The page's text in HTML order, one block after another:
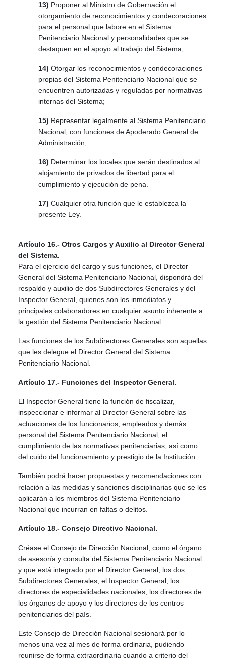
13) Proponer al Ministro de Gobernación el
otorgamiento de reconocimientos y condecoraciones
para el personal que labore en el Sistema
Penitenciario Nacional y personalidades que se
destaquen en el apoyo al trabajo del Sistema;
14) Otorgar los reconocimientos y condecoraciones
propias del Sistema Penitenciario Nacional que se
encuentren autorizadas y reguladas por normativas
internas del Sistema;
15) Representar legalmente al Sistema Penitenciario
Nacional, con funciones de Apoderado General de
Administración;
16) Determinar los locales que serán destinados al
alojamiento de privados de libertad para el
cumplimiento y ejecución de pena.
17) Cualquier otra función que le establezca la
presente Ley.
Artículo 16.- Otros Cargos y Auxilio al Director General
del Sistema.
Para el ejercicio del cargo y sus funciones, el Director
General del Sistema Penitenciario Nacional, dispondrá del
respaldo y auxilio de dos Subdirectores Generales y del
Inspector General, quienes son los inmediatos y
principales colaboradores en cualquier asunto inherente a
la gestión del Sistema Penitenciario Nacional.
Las funciones de los Subdirectores Generales son aquellas
que les delegue el Director General del Sistema
Penitenciario Nacional.
Artículo 17.- Funciones del Inspector General.
El Inspector General tiene la función de fiscalizar,
inspeccionar e informar al Director General sobre las
actuaciones de los funcionarios, empleados y demás
personal del Sistema Penitenciario Nacional, el
cumplimiento de las normativas penitenciarias, así como
del cuido del funcionamiento y prestigio de la Institución.
También podrá hacer propuestas y recomendaciones con
relación a las medidas y sanciones disciplinarias que se les
aplicarán a los miembros del Sistema Penitenciario
Nacional que incurran en faltas o delitos.
Artículo 18.- Consejo Directivo Nacional.
Créase el Consejo de Dirección Nacional, como el órgano
de asesoría y consulta del Sistema Penitenciario Nacional
y que está integrado por el Director General, los dos
Subdirectores Generales, el Inspector General, los
directores de especialidades nacionales, los directores de
los órganos de apoyo y los directores de los centros
penitenciarios del país.
Este Consejo de Dirección Nacional sesionará por lo
menos una vez al mes de forma ordinaria, pudiendo
reunirse de forma extraordinaria cuando a criterio del